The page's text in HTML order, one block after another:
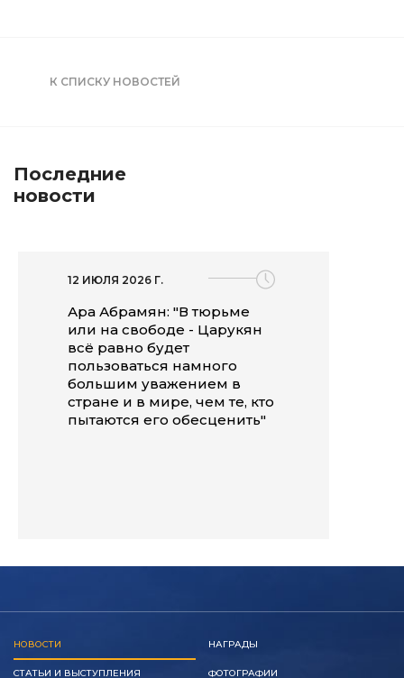
К СПИСКУ НОВОСТЕЙ
Последние
новости
12 ИЮЛЯ 2026 Г.
Ара Абрамян: "В тюрьме
или на свободе - Царукян
всё равно будет
пользоваться намного
большим уважением в
стране и в мире, чем те, кто
пытаются его обесценить"
НОВОСТИ
СТАТЬИ И ВЫСТУПЛЕНИЯ
НАГРАДЫ
ФОТОГРАФИИ